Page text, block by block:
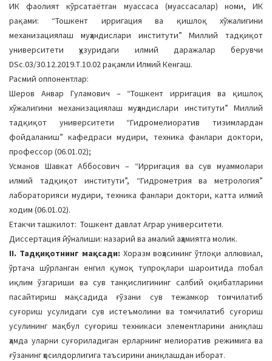
ИК фаолият кўрсатаётган муассаса (муассасалар) номи, ИК
рақами: “Тошкент ирригация ва қишлоқ хўжалигини
механизациялаш муҳандислари институти” Миллий тадқиқот
университети ҳузуридаги илмий даражалар берувчи
DSc.03/30.12.2019.Т.10.02 рақамли Илмий Кенгаш.
Расмий оппонентлар:
Шеров Анвар Гуламович – “Тошкент ирригация ва қишлоқ
хўжалигини механизациялаш муҳандислари институти” Миллий
тадқиқот университети “Гидромелиоратив тизимлардан
фойдаланиш” кафедраси мудири, техника фанлари доктори,
профессор (06.01.02);
Усманов Шавкат Аббосович – “Ирригация ва сув муаммолари
илмий тадқиқот институти”, “Гидрометрия ва метрология”
лабораторияси мудири, техника фанлари доктори, катта илмий
ходим (06.01.02).
Етакчи ташкилот: Тошкент давлат Aграр университети.
Диссертация йўналиши: назарий ва амалий аҳамиятга молик.
II. Тадқиқотнинг мақсади: Хоразм воҳасининг ўтлоқи аллювиал,
ўртача шўрланган енгил қумоқ тупроқлари шароитида глобал
иқлим ўзгариши ва сув танқислигининг салбий оқибатларини
пасайтириш мақсадида ғўзани сув тежамкор томчилатиб
суғориш усулидаги сув истеъмолини ва томчилатиб суғориш
усулининг мақбул суғориш техникаси элементларини аниқлаш
ҳамда уларни суғориладиган ерларнинг мелиоратив режимига ва
ғўзанинг ҳосилдорлигига таъсирини аниқлашдан иборат.